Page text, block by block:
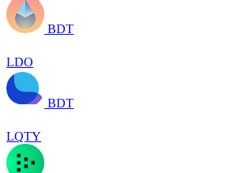
BDT
LDO
BDT
LQTY